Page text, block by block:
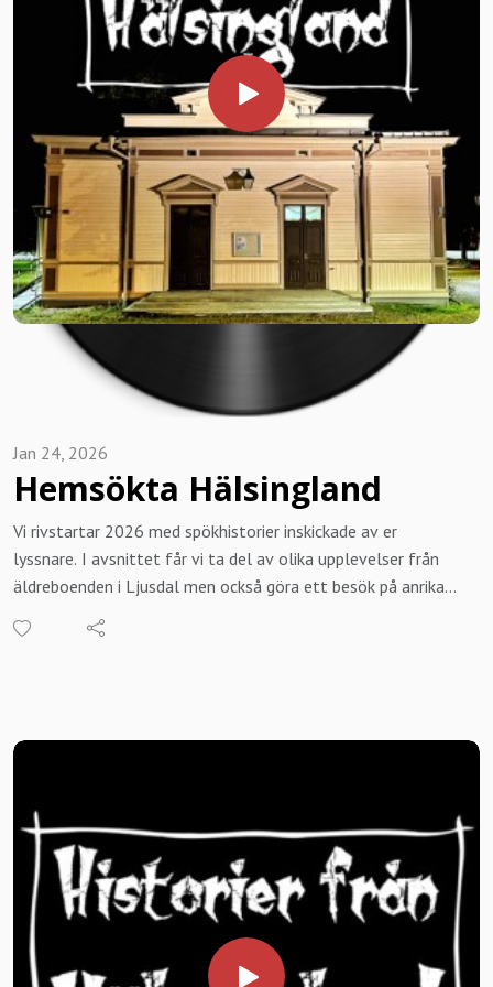
Svärdsjö och Dalarna.Veras Bageri och Catering bjuder in till
stor fikabuffé och dukar upp med flera sorters kakor,
smörgåstårta samt andra godsaker. Pris: 300 kr per person
för entré + fikabuffé (kakor, smörgåstårtor, bullar m.m.)
Boka din plats via SWISH 1235672431 I meddelandet glöm
ej att skriva förnamn på den/de som kommer + datum.
Exempel: "Pelle Anna 18 april". För mer information
www.historierfranhalsingland.se
Vill du, din förening eller företag boka oss för en
berättarkväll?
Mejla oss på kontakta@historierfranhalsingland.se eller ring
0739937451 alt 070-234 41 17 För mer information
besök www.historierfranhalsingland.se
Avsnitten hittar du i din podcastapp, via Spotify m.fl.
www.historierfranhalsingland.se www.historierfrangastriklan
Inom kort släpps nya avsnitt av Historier från Hälsingland
och . För senaste nytt följ oss på sociala medier så som
Facebook och Instagram.
Hemsökta Hälsingland
Jan 24, 2026
Vi rivstartar 2026 med spökhistorier inskickade av er
lyssnare. I avsnittet får vi ta del av olika upplevelser från
äldreboenden i Ljusdal men också göra ett besök på anrika
vittnar om att oförklarliga saker händer i lokalerna. Till det
vandringsleden Kolarstigen (se avsnittet Ljudet i natten),
vad som hände Historier från Hälsingland under ett besök på
Karlsgården i mars 2018.
Vill du att vi kommer till dig, din förening eller företag för
en berättarkväll? Just nu söker Historier från Hälsingland
spelplatser över hela landskapet med omnejd. Lokala
historier eller temakväll, vi skräddarsyr för er. För mer
information besök historierfrandalarna.se eller ring